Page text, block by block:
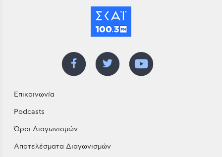
Επικοινωνία
Podcasts
Όροι Διαγωνισμών
Αποτελέσματα Διαγωνισμών